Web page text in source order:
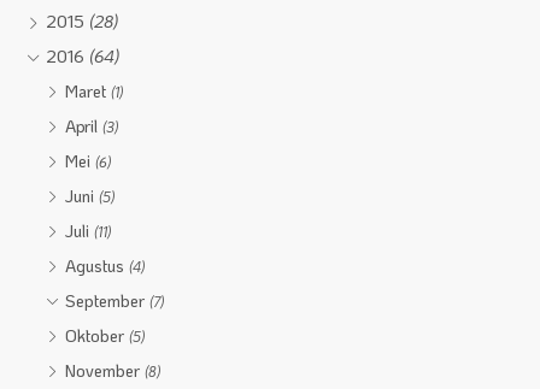
2015 (28)
2016 (64)
Maret(1)
April(3)
Mei(6)
Juni(5)
Juli(11)
Agustus(4)
September(7)
Oktober(5)
November(8)